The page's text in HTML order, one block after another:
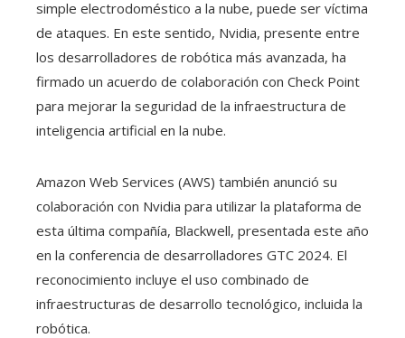
simple electrodoméstico a la nube, puede ser víctima
de ataques. En este sentido, Nvidia, presente entre
los desarrolladores de robótica más avanzada, ha
firmado un acuerdo de colaboración con Check Point
para mejorar la seguridad de la infraestructura de
inteligencia artificial en la nube.
Amazon Web Services (AWS) también anunció su
colaboración con Nvidia para utilizar la plataforma de
esta última compañía, Blackwell, presentada este año
en la conferencia de desarrolladores GTC 2024. El
reconocimiento incluye el uso combinado de
infraestructuras de desarrollo tecnológico, incluida la
robótica.